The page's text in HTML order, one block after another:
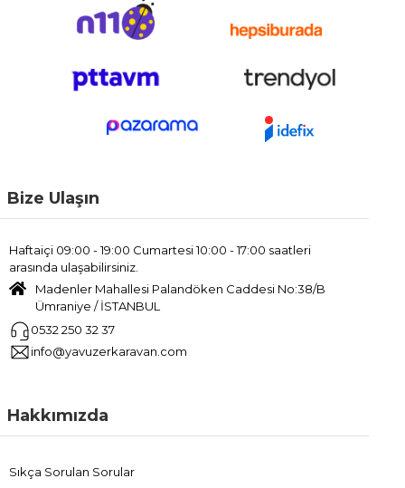
Bize Ulaşın
Haftaiçi 09:00 - 19:00 Cumartesi 10:00 - 17:00 saatleri
arasında ulaşabilirsiniz.
Madenler Mahallesi Palandöken Caddesi No:38/B
Ümraniye / İSTANBUL
0532 250 32 37
info@yavuzerkaravan.com
Hakkımızda
Sıkça Sorulan Sorular